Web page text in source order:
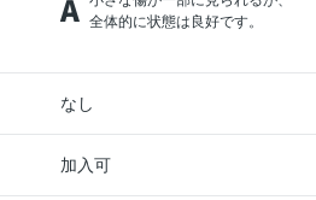
A 全体的に状態は良好です。
なし
加入可